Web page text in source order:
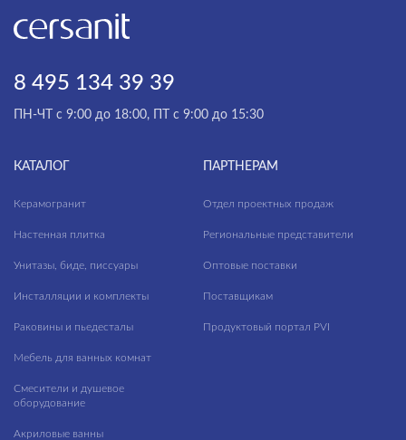
8 495 134 39 39
ПН-ЧТ с 9:00 до 18:00, ПТ с 9:00 до 15:30
КАТАЛОГ
Керамогранит
Настенная плитка
Унитазы, биде, писсуары
Инсталляции и комплекты
Раковины и пьедесталы
Мебель для ванных комнат
Смесители и душевое
оборудование
Акриловые ванны
ПАРТНЕРАМ
Отдел проектных продаж
Региональные представители
Оптовые поставки
Поставщикам
Продуктовый портал PVI